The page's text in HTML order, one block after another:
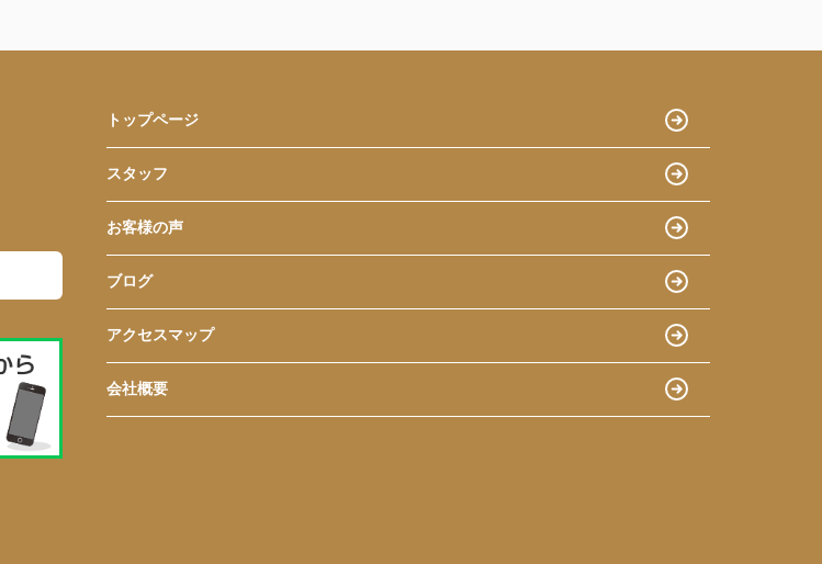
トップページ
スタッフ
お客様の声
ブログ
アクセスマップ
会社概要